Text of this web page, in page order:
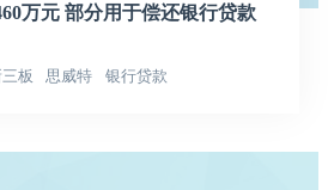
万元 部分用于偿还银行贷款
板 思威特 银行贷款